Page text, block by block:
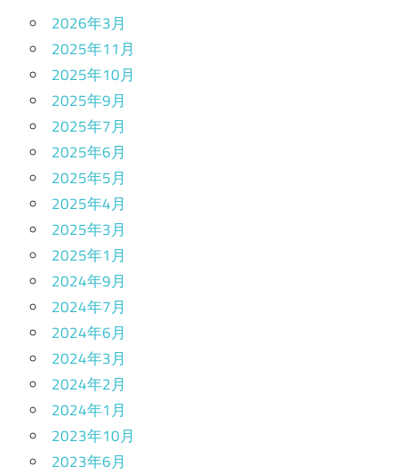
2026年3月
2025年11月
2025年10月
2025年9月
2025年7月
2025年6月
2025年5月
2025年4月
2025年3月
2025年1月
2024年9月
2024年7月
2024年6月
2024年3月
2024年2月
2024年1月
2023年10月
2023年6月